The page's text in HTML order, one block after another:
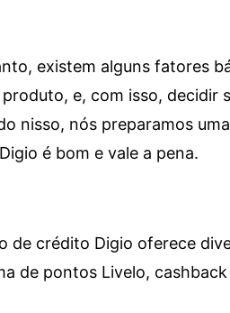
existem alguns fatores
e, com isso, decidir
nisso, nós preparamos
é bom e vale a pena.
de crédito Digio oferece
de pontos Livelo,